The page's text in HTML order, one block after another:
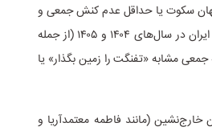
سکوت یا حداقل عدم کنش جمعی و
پررنگ اختیار می‌کند. در جریان حملات نظامی اسرائیل و آمریکا به خاک ایران در سال‌های ۱۴۰۴ و ۱۴۰۵ (از جمله
مشابه «تفنگت را زمین بگذار» یا
خارج‌نشین (مانند فاطمه معتمدآریا و